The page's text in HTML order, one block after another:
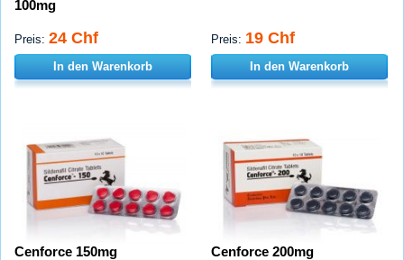
100mg
Preis: 24 Chf
In den Warenkorb
Preis: 19 Chf
In den Warenkorb
Cenforce 150mg Cenforce 200mg